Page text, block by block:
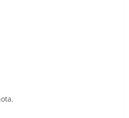
je 5 z 5 hvězdiček.